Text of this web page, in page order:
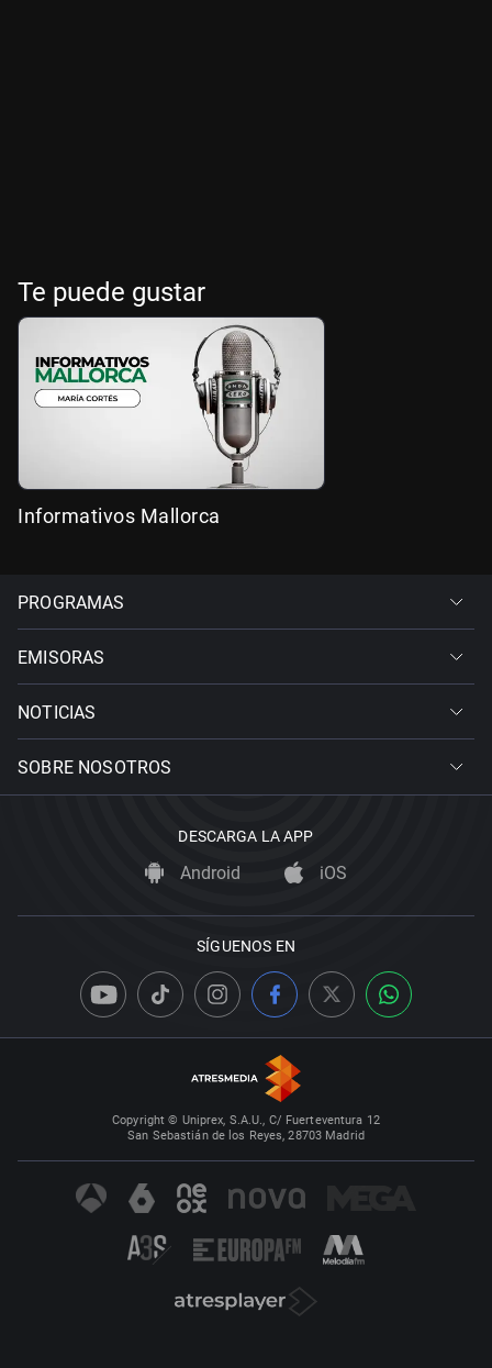
Te puede gustar
Informativos Mallorca
PROGRAMAS
EMISORAS
NOTICIAS
SOBRE NOSOTROS
DESCARGA LA APP
Android iOS
SÍGUENOS EN
Copyright © Uniprex, S.A.U., C/ Fuerteventura 12
San Sebastián de los Reyes, 28703 Madrid